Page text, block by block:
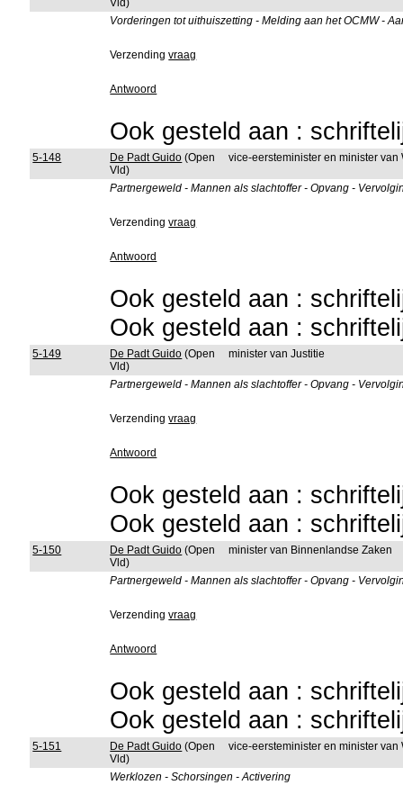
Vld)
Vorderingen tot uithuiszetting - Melding aan het OCMW -
Verzendingvraag
Antwoord
Ook gesteld aan :
5-148 De Padt Guido (Open
Vld)
vice-eersteminister en minister
Partnergeweld - Mannen als slachtoffer - Opvang -
Verzendingvraag
Antwoord
Ook gesteld aan :
Ook gesteld aan :
5-149 De Padt Guido (Open
Vld)
minister van Justitie
Partnergeweld - Mannen als slachtoffer - Opvang -
Verzendingvraag
Antwoord
Ook gesteld aan :
Ook gesteld aan :
5-150 De Padt Guido (Open
Vld)
minister van Binnenlandse Zaken
Partnergeweld - Mannen als slachtoffer - Opvang -
Verzendingvraag
Antwoord
Ook gesteld aan :
Ook gesteld aan :
5-151 De Padt Guido (Open
Vld)
vice-eersteminister en minister
Werklozen - Schorsingen - Activering